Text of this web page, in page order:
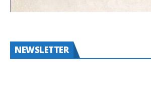
NEWSLETTER